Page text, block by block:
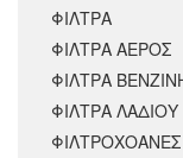
ΦΙΛΤΡΑ
ΦΙΛΤΡΑ ΑΕΡΟΣ
ΦΙΛΤΡΑ
ΦΙΛΤΡΑ ΛΑΔΙΟΥ
ΦΙΛΤΡΟΧΟΑΝΕΣ